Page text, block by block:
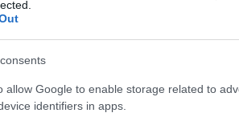
allow Google to enable storage related to
identifiers in apps.
pomo de la palanca de cambios de
añaden un toque de lujo y
que buscan no solo un medio de